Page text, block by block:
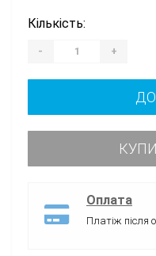
Кількість:
- +
Оплата
Платіж після